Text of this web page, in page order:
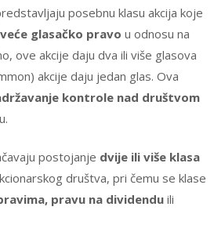
posebnu klasu akcija koje
veće glasačko pravo u odnosu na
ove akcije daju dva ili više glasova
akcije daju jedan glas. Ova
kontrole nad društvom
postojanje dvije ili više klasa
društva, pri čemu se klase
pravu na dividendu ili